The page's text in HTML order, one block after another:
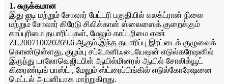
1. சுருக்கமான
இது ஐடி மற்றும் சோலார் பேட்டரி பகுதியில் எலக்ட்ரான் நிலை
மற்றும் சோலார் கிரேடு சிலிக்கான் ஸ்லைஸைக் குறைக்கும்
காப்புரிமை தயாரிப்புகள், மேலும் காப்புரிமை எண்
ZL200710020269.6 ஆகும்.இந்த தயாரிப்பு இரட்டைக் குழுவைக்
கொண்டுள்ளது, குழம்பு சப்போனிஃபையேஷன் எடுல்கரேஷனில்
இருந்து டாலோவெஜிடபிள் ஆயில்மினரல் ஆயில் சோலிக்யூட்
கிரைண்டிங் பாஸ்ட் , மேலும் ஸ்ட்ரைப்பிங்கில் எடுல்கோரேஷனை
மெட்டல் அயனியாக மாற்றுகிறது.